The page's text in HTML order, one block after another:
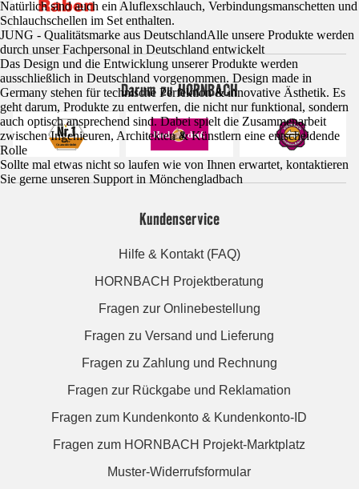
Natürlich sind auch ein Aluflexschlauch, Verbindungsmanschetten und
Schlauchschellen im Set enthalten.
JUNG - Qualitätsmarke aus DeutschlandAlle unsere Produkte werden
durch unser Fachpersonal in Deutschland entwickelt
Das Design und die Entwicklung unserer Produkte werden
ausschließlich in Deutschland vorgenommen. Design made in
Germany stehen für technische Perfektion & innovative Ästhetik. Es
geht darum, Produkte zu entwerfen, die nicht nur funktional, sondern
auch optisch ansprechend sind. Dabei spielt die Zusammenarbeit
zwischen Ingenieuren, Architekten & Künstlern eine entscheidende
Rolle
Sollte mal etwas nicht so laufen wie von Ihnen erwartet, kontaktieren
Sie gerne unseren Support in Mönchengladbach
Darum zu HORNBACH
Kundenservice
Hilfe & Kontakt (FAQ)
HORNBACH Projektberatung
Fragen zur Onlinebestellung
Fragen zu Versand und Lieferung
Fragen zu Zahlung und Rechnung
Fragen zur Rückgabe und Reklamation
Fragen zum Kundenkonto & Kundenkonto-ID
Fragen zum HORNBACH Projekt-Marktplatz
Muster-Widerrufsformular